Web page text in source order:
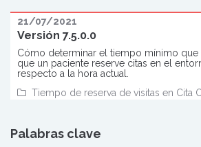
21/07/2021
Versión 7.5.0.0
Cómo determinar el tiempo mínimo que
que un paciente reserve citas en el
respecto a la hora actual.
Tiempo de reserva de visitas en Cita
Palabras clave